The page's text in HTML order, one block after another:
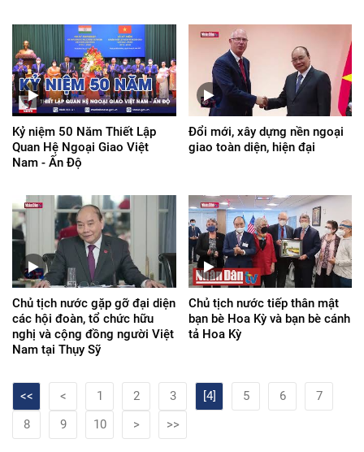
Kỷ niệm 50 Năm Thiết Lập
Quan Hệ Ngoại Giao Việt
Nam - Ấn Độ
Đổi mới, xây dựng nền ngoại
giao toàn diện, hiện đại
Chủ tịch nước gặp gỡ đại diện
các hội đoàn, tổ chức hữu
nghị và cộng đồng người Việt
Nam tại Thụy Sỹ
Chủ tịch nước tiếp thân mật
bạn bè Hoa Kỳ và bạn bè cánh
tả Hoa Kỳ
<< < 1 2 3 [4] 5 6
7
8
9 10 > >>